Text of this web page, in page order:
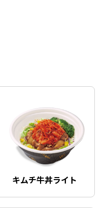
キムチ牛丼ライト